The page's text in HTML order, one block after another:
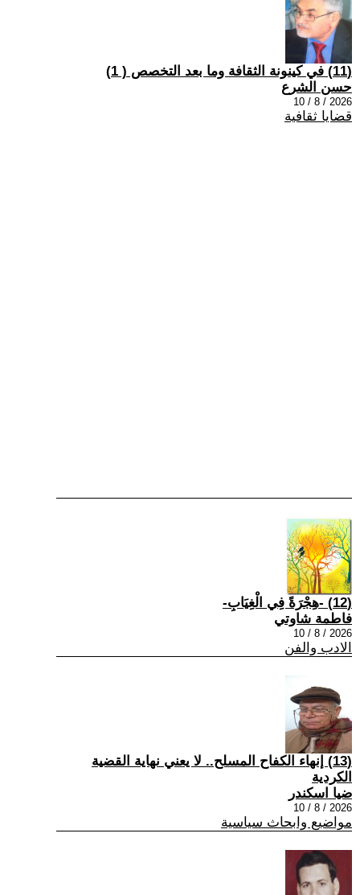
(11) في كينونة الثقافة وما بعد التخصص ( 1)
حسن الشرع
2026 / 8 / 10
قضايا ثقافية
(12) -هِجْرَةً فِي الْغِيَابِ-
فاطمة شاوتي
2026 / 8 / 10
الادب والفن
(13) إنهاء الكفاح المسلح.. لا يعني نهاية القضية
الكردية
ضيا اسكندر
2026 / 8 / 10
مواضيع وابحاث سياسية